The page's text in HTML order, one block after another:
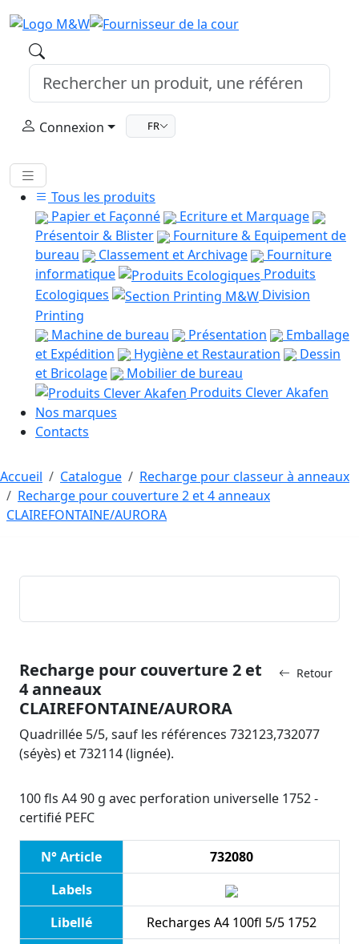
Connexion FR
Tous les produits
Papier et Façonné
Ecriture et Marquage
Présentoir & Blister
Fourniture & Equipement de
bureau
Classement et Archivage
Fourniture
informatique
Produits
Ecologiques
Division
Printing
Machine de bureau
Présentation
Emballage
et Expédition
Hygiène et Restauration
Dessin
et Bricolage
Mobilier de bureau
Produits Clever Akafen
Nos marques
Contacts
Accueil Catalogue
Recharge pour classeur à anneaux
Recharge pour couverture 2 et 4 anneaux
CLAIREFONTAINE/AURORA
Retour
Recharge pour couverture 2 et
4 anneaux
CLAIREFONTAINE/AURORA
Quadrillée 5/5, sauf les références 732123,732077
(séyès) et 732114 (lignée).
100 fls A4 90 g avec perforation universelle 1752 -
certifié PEFC
N° Article
732080
Labels
Libellé
Recharges A4 100fl 5/5 1752